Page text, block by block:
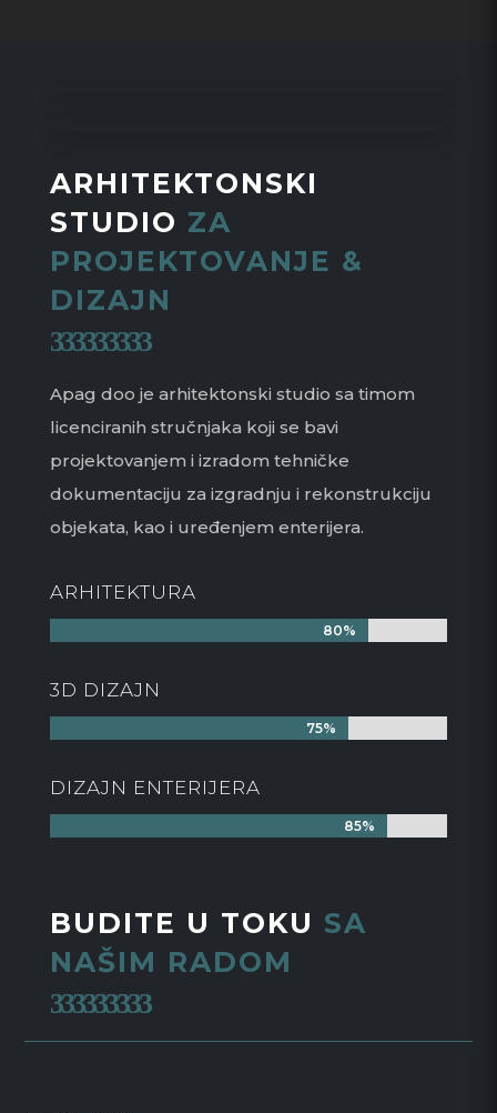
ARHITEKTONSKI
STUDIO ZA
PROJEKTOVANJE &
DIZAJN
Apag doo je arhitektonski studio sa timom
licenciranih stručnjaka koji se bavi
projektovanjem i izradom tehničke
dokumentaciju za izgradnju i rekonstrukciju
objekata, kao i uređenjem enterijera.
ARHITEKTURA
80%
80%
3D DIZAJN
75%
75%
DIZAJN ENTERIJERA
85%
85%
BUDITE U TOKU SA
NAŠIM RADOM